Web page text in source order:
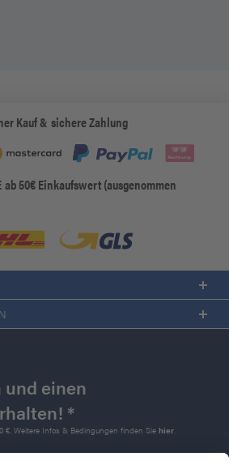
Kauf & sichere Zahlung
ab 50€ Einkaufswert (ausgenommen
einen
*
€. Weitere Infos & Bedingungen finden Sie hier.